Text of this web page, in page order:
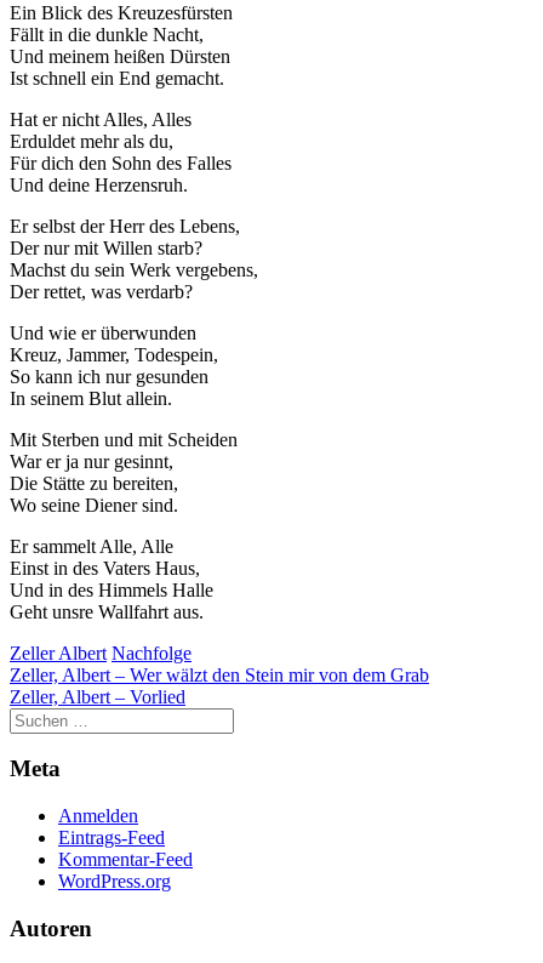
Ein Blick des Kreuzesfürsten
Fällt in die dunkle Nacht,
Und meinem heißen Dürsten
Ist schnell ein End gemacht.
Hat er nicht Alles, Alles
Erduldet mehr als du,
Für dich den Sohn des Falles
Und deine Herzensruh.
Er selbst der Herr des Lebens,
Der nur mit Willen starb?
Machst du sein Werk vergebens,
Der rettet, was verdarb?
Und wie er überwunden
Kreuz, Jammer, Todespein,
So kann ich nur gesunden
In seinem Blut allein.
Mit Sterben und mit Scheiden
War er ja nur gesinnt,
Die Stätte zu bereiten,
Wo seine Diener sind.
Er sammelt Alle, Alle
Einst in des Vaters Haus,
Und in des Himmels Halle
Geht unsre Wallfahrt aus.
Zeller Albert Nachfolge
Beitragsnavigation
Zeller, Albert – Wer wälzt den Stein mir von dem Grab
Zeller, Albert – Vorlied
Meta
Anmelden
Eintrags-Feed
Kommentar-Feed
WordPress.org
Autoren